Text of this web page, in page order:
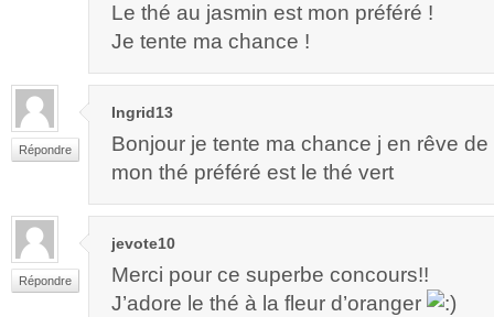
Le thé au jasmin est mon préféré !
Je tente ma chance !
Répondre
Ingrid13
Bonjour je tente ma chance j en rêve
mon thé préféré est le thé vert
Répondre
jevote10
Merci pour ce superbe concours!!
J’adore le thé à la fleur d’oranger